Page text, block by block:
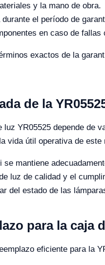
y la mano de obra.
el período de
en caso de
exactos de la
de la
luz YR05525 depende de
vida útil operativa de este
se mantiene
luz de calidad y el
del estado de las
para la caja
eficiente para la